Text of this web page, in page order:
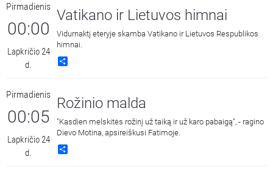
Pirmadienis
00:00
Lapkričio 24
d.
Vatikano ir Lietuvos himnai
Vidurnaktį eteryje skamba Vatikano ir Lietuvos Respublikos
himnai.
Pirmadienis
00:05
Lapkričio 24
d.
Rožinio malda
"Kasdien melskitės rožinį už taiką ir už karo pabaigą", - ragino
Dievo Motina, apsireiškusi Fatimoje.